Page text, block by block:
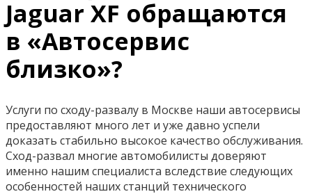
Jaguar XF обращаются
в «Автосервис
близко»?
Услуги по сходу-развалу в Москве наши автосервисы
предоставляют много лет и уже давно успели
доказать стабильно высокое качество обслуживания.
Сход-развал многие автомобилисты доверяют
именно нашим специалиста вследствие следующих
особенностей наших станций технического